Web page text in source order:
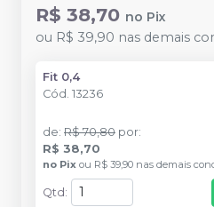
R$ 38,70 no Pix
ou R$ 39,90 nas demais
Fit 0,4
Cód. 13236
de: R$ 70,80 por:
R$ 38,70
no Pix ou R$ 39,90 nas demais
Qtd :